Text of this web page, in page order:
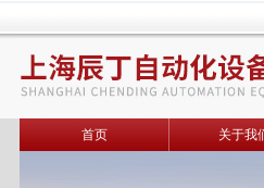
首页 关于我